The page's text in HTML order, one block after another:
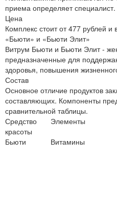
приема определяет специалист.
Цена
Комплекс стоит от 477 рублей и
«Бьюти» и «Бьюти Элит»
Витрум Бьюти и Бьюти Элит -
предназначенные для
здоровья, повышения
Состав
Основное отличие продуктов
составляющих. Компоненты
сравнительной таблицы.
Средство
красоты
Элементы
Бьюти
Витамины